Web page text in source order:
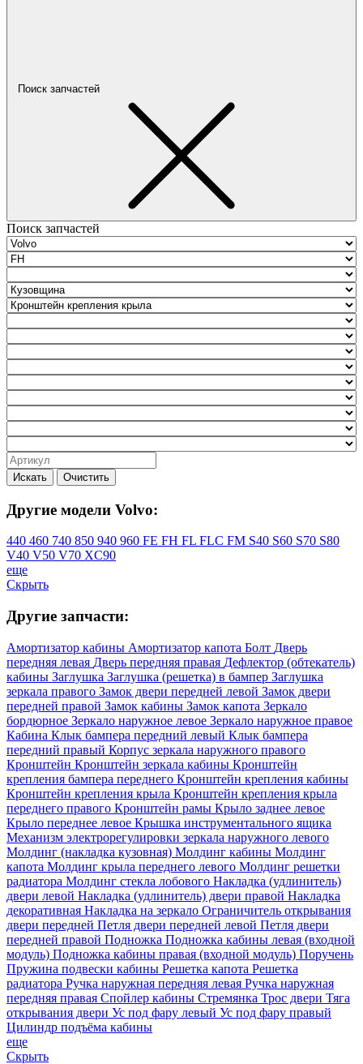
Поиск запчастей
Поиск запчастей
Искать Очистить
Другие модели Volvo:
440 460 740 850 940 960 FE FH FL FLC FM S40 S60 S70 S80
V40 V50 V70 XC90
еще
Скрыть
Другие запчасти:
Амортизатор кабины Амортизатор капота Болт Дверь
передняя левая Дверь передняя правая Дефлектор (обтекатель)
кабины Заглушка Заглушка (решетка) в бампер Заглушка
зеркала правого Замок двери передней левой Замок двери
передней правой Замок кабины Замок капота Зеркало
бордюрное Зеркало наружное левое Зеркало наружное правое
Кабина Клык бампера передний левый Клык бампера
передний правый Корпус зеркала наружного правого
Кронштейн Кронштейн зеркала кабины Кронштейн
крепления бампера переднего Кронштейн крепления кабины
Кронштейн крепления крыла Кронштейн крепления крыла
переднего правого Кронштейн рамы Крыло заднее левое
Крыло переднее левое Крышка инструментального ящика
Механизм электрорегулировки зеркала наружного левого
Молдинг (накладка кузовная) Молдинг кабины Молдинг
капота Молдинг крыла переднего левого Молдинг решетки
радиатора Молдинг стекла лобового Накладка (удлинитель)
двери левой Накладка (удлинитель) двери правой Накладка
декоративная Накладка на зеркало Ограничитель открывания
двери передней Петля двери передней левой Петля двери
передней правой Подножка Подножка кабины левая (входной
модуль) Подножка кабины правая (входной модуль) Поручень
Пружина подвески кабины Решетка капота Решетка
радиатора Ручка наружная передняя левая Ручка наружная
передняя правая Спойлер кабины Стремянка Трос двери Тяга
открывания двери Ус под фару левый Ус под фару правый
Цилиндр подъёма кабины
еще
Скрыть